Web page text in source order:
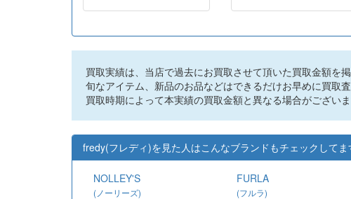
買取実績は、当店で過去にお買取させて頂いた買取金額を
旬なアイテム、新品のお品などはできるだけお早めに買取査
買取時期によって本実績の買取金額と異なる場合がございま
fredy(フレディ)を見た人はこんなブランドもチェックしてま
NOLLEY'S
(ノーリーズ)
FURLA
(フルラ)